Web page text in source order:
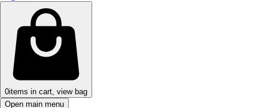
0items in cart, view bag
Open main menu